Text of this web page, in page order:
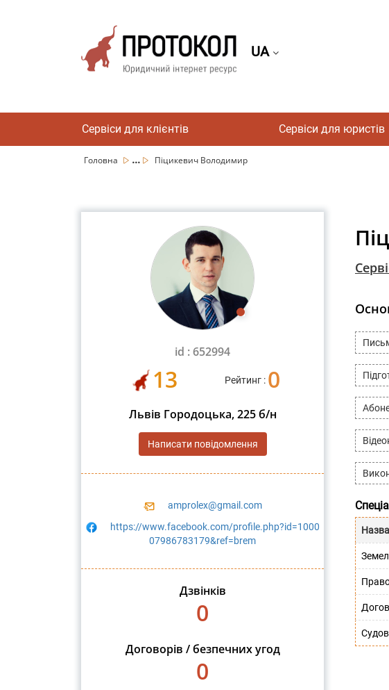
UA
Сервіси для клієнтів Сервіси для юристів
Головна ... Піцикевич Володимир
id : 652994
13 Рейтинг : 0
Львів Городоцька, 225 б/н
Написати повідомлення
amprolex@gmail.com
https://www.facebook.com/profile.php?id=1000
07986783179&ref=brem
Дзвінків
0
Договорів / безпечних угод
0